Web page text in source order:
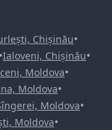
Chișinău•
•Ialoveni, Chișinău•
Moldova•
Moldova•
Moldova•
Moldova•